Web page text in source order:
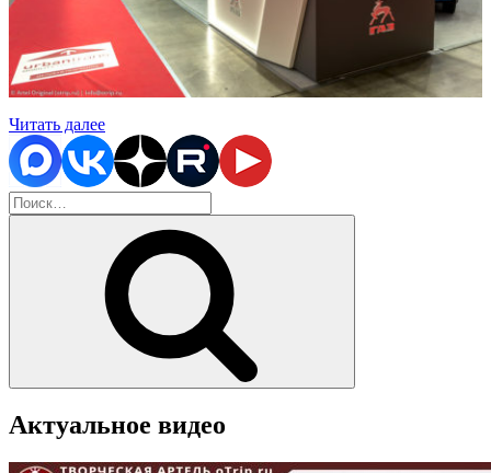
Читать далее«Выставка
Busworld
Russia
(Moscow)
Искать:
Актуальное видео